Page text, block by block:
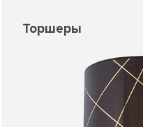
Торшеры